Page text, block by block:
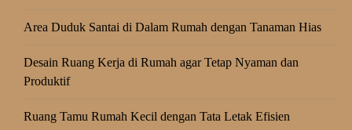
Area Duduk Santai di Dalam Rumah dengan Tanaman Hias
Desain Ruang Kerja di Rumah agar Tetap Nyaman dan
Produktif
Ruang Tamu Rumah Kecil dengan Tata Letak Efisien